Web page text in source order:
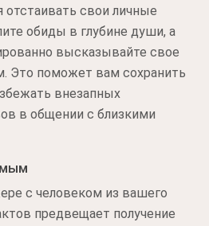
отстаивать свои личные
обиды в глубине души, а
высказывайте свое
Это поможет вам сохранить
внезапных
в общении с близкими
с человеком из вашего
предвещает получение